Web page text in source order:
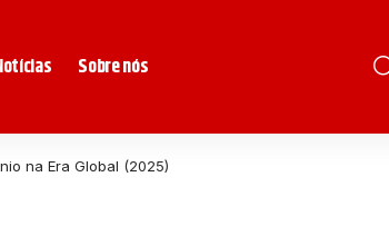
Sobre nós
na Era Global (2025)